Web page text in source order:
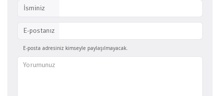
İsminiz
E-postanız
E-posta adresiniz kimseyle paylaşılmayacak.